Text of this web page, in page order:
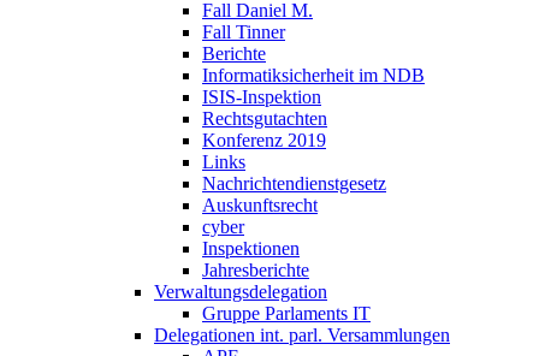
Fall Daniel M.
Fall Tinner
Berichte
Informatiksicherheit ­im NDB
ISIS-Inspektion
Rechtsgutachten
Konferenz 2019
Links
Nachrichtendienstgesetz
Auskunftsrecht
cyber
Inspektionen
Jahresberichte
Verwaltungsdelegation
Gruppe Parlaments IT
Delegationen int. parl. Versammlungen